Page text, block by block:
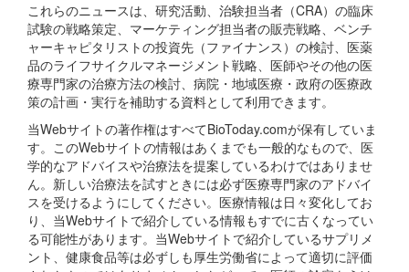
これらのニュースは、研究活動、治験担当者（CRA）の臨床
試験の戦略策定、マーケティング担当者の販売戦略、ベンチ
ャーキャピタリストの投資先（ファイナンス）の検討、医薬
品のライフサイクルマネージメント戦略、医師やその他の医
療専門家の治療方法の検討、病院・地域医療・政府の医療政
策の計画・実行を補助する資料として利用できます。
当Webサイトの著作権はすべてBioToday.comが保有していま
す。このWebサイトの情報はあくまでも一般的なもので、医
学的なアドバイスや治療法を提案しているわけではありませ
ん。新しい治療法を試すときには必ず医療専門家のアドバイ
スを受けるようにしてください。医療情報は日々変化してお
り、当Webサイトで紹介している情報もすでに古くなってい
る可能性があります。当Webサイトで紹介しているサプリメ
ント、健康食品等は必ずしも厚生労働省によって適切に評価